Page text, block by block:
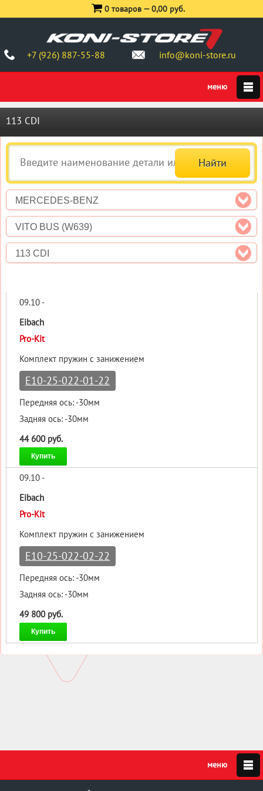
+7 (926) 887-55-88 info@koni-store.ru
0 товаров —0,00 руб.
113 CDI
MERCEDES-BENZ
VITO BUS (W639)
113 CDI
09.10 -
Eibach
Pro-Kit
Комплект пружин с занижением
E10-25-022-01-22
Передняя ось: -30мм
Задняя ось: -30мм
44 600 руб.
Купить
09.10 -
Eibach
Pro-Kit
Комплект пружин с занижением
E10-25-022-02-22
Передняя ось: -30мм
Задняя ось: -30мм
49 800 руб.
Купить